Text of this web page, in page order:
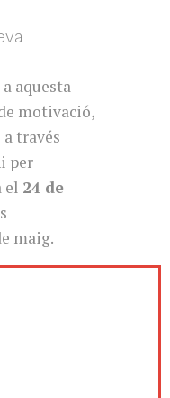
aquesta
motivació,
través
per
el 24 de
maig.